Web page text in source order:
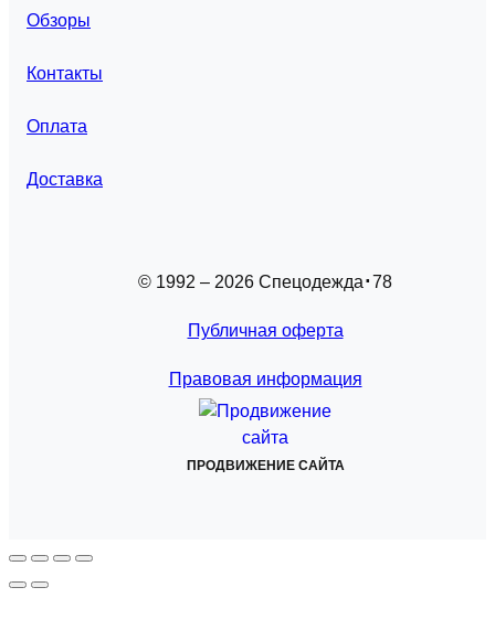
Обзоры
Контакты
Оплата
Доставка
© 1992 – 2026 Спецодежда 78
Публичная оферта
Правовая информация
ПРОДВИЖЕНИЕ САЙТА